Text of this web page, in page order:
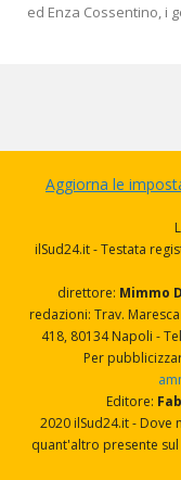
ed Enza Cossentino, i
Aggiorna le
ilSud24.it - Testata
direttore: Mimmo
redazioni: Trav.
418, 80134 Napoli -
Per
Editore:
2020 ilSud24.it -
quant'altro presente